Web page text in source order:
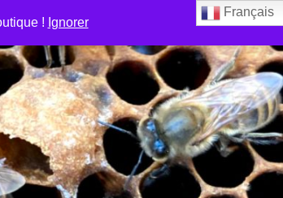
! Ignorer
se sentent-elles bien en ville ?
contre le frelon Asiatique Manage
La charte du cueilleur d’essaim.
Français